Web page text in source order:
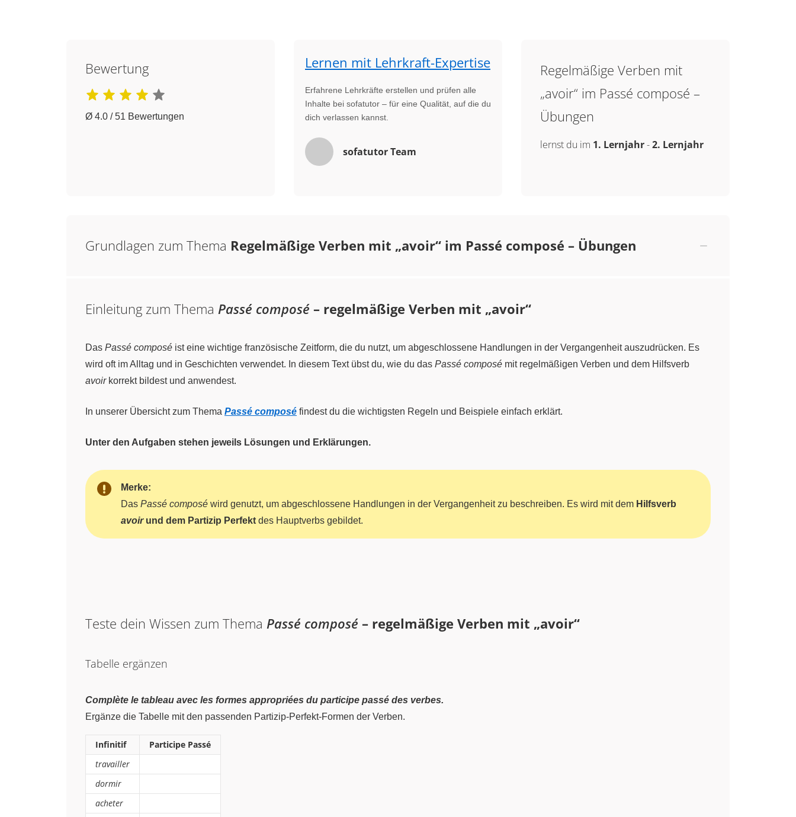
Bewertung
Ø 4.0 / 51 Bewertungen
Lernen mit Lehrkraft-Expertise
Erfahrene Lehrkräfte erstellen und prüfen alle
Inhalte bei sofatutor – für eine Qualität, auf die du
dich verlassen kannst.
sofatutor Team
Regelmäßige Verben mit
„avoir“ im Passé composé –
Übungen
lernst du im 1. Lernjahr-2. Lernjahr
Grundlagen zum Thema Regelmäßige Verben mit „avoir“ im Passé composé – Übungen
Einleitung zum Thema Passé composé – regelmäßige Verben mit „avoir“
Das Passé composé ist eine wichtige französische Zeitform, die du nutzt, um abgeschlossene Handlungen in der Vergangenheit auszudrücken. Es
wird oft im Alltag und in Geschichten verwendet. In diesem Text übst du, wie du das Passé composé mit regelmäßigen Verben und dem Hilfsverb
avoirkorrekt bildest und anwendest.
In unserer Übersicht zum Thema Passé composé findest du die wichtigsten Regeln und Beispiele einfach erklärt.
Unter den Aufgaben stehen jeweils Lösungen und Erklärungen.
Merke:
Das Passé composé wird genutzt, um abgeschlossene Handlungen in der Vergangenheit zu beschreiben. Es wird mit dem Hilfsverb
avoirund dem Partizip Perfekt des Hauptverbs gebildet.
Teste dein Wissen zum Thema Passé composé – regelmäßige Verben mit „avoir“
Tabelle ergänzen
Complète le tableau avec les formes appropriées du participe passé des verbes.
Ergänze die Tabelle mit den passenden Partizip-Perfekt-Formen der Verben.
Infinitif
Participe Passé
travailler
dormir
acheter